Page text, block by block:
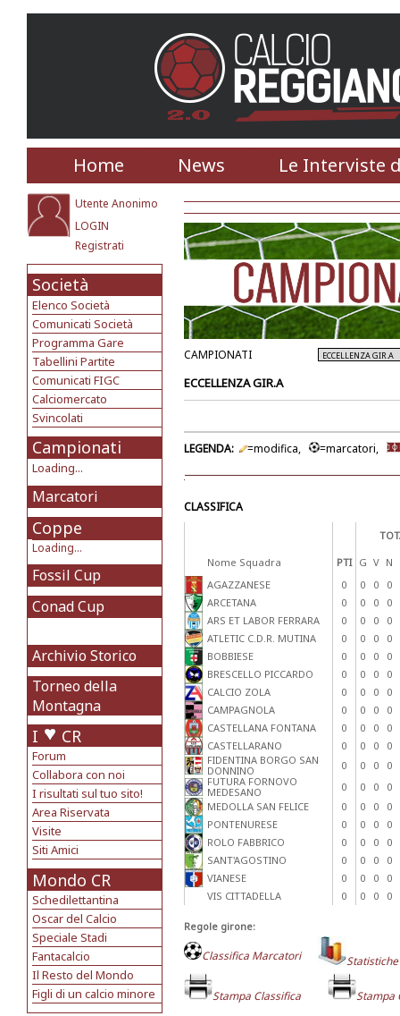
Home News Le Interviste
Utente Anonimo
LOGIN
Registrati
Società
Elenco Società
Comunicati Società
Programma Gare
Tabellini Partite
Comunicati FIGC
Calciomercato
Svincolati
Campionati
Loading...
Marcatori
Coppe
Loading...
Fossil Cup
Conad Cup
Archivio Storico
Torneo della
Montagna
I CR
Forum
Collabora con noi
I risultati sul tuo sito!
Area Riservata
Visite
Siti Amici
Mondo CR
Schedilettantina
Oscar del Calcio
Speciale Stadi
Fantacalcio
Il Resto del Mondo
Figli di un calcio minore
CAMPIONATI
ECCELLENZA GIR.A
LEGENDA: =modifica, =marcatori,
CLASSIFICA
Nome Squadra
PTI G V N
AGAZZANESE
0 0 0
0
ARCETANA
0 0 0
0
ARS ET LABOR FERRARA
0 0 0
0
ATLETIC C.D.R. MUTINA
0 0 0
0
BOBBIESE
0 0 0
0
BRESCELLO PICCARDO
0 0 0
0
CALCIO ZOLA
0 0 0
0
CAMPAGNOLA
0 0 0
0
CASTELLANA FONTANA
0 0 0
0
CASTELLARANO
0 0 0
0
FIDENTINA BORGO SAN
DONNINO
0 0 0
0
FUTURA FORNOVO
MEDESANO
0 0 0
0
MEDOLLA SAN FELICE
0 0 0
0
PONTENURESE
0 0 0
0
ROLO FABBRICO
0 0 0
0
SANT'AGOSTINO
0 0 0
0
VIANESE
0 0 0
0
VIS CITTADELLA
0 0 0 0
Regole girone:
Classifica Marcatori
Stampa Classifica Stampa